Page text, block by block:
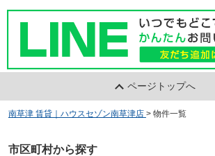
ページトップへ
南草津 賃貸｜ハウスセゾン南草津店 > 物件一覧
市区町村から探す